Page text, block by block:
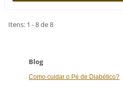
Itens: 1 - 8 de 8
Blog
Como cuidar o Pé de Diabético?